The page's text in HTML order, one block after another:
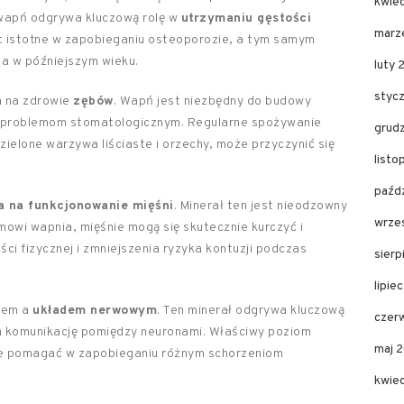
odgrywa kluczową rolę w utrzymaniu gęstości
istotne w zapobieganiu osteoporozie, a tym samym
w późniejszym wieku.
na zdrowie zębów. Wapń jest niezbędny do budowy
stomatologicznym. Regularne spożywanie
warzywa liściaste i orzechy, może przyczynić się
na funkcjonowanie mięśni. Minerał ten jest nieodzowny
wapnia, mięśnie mogą się skutecznie kurczyć i
fizycznej i zmniejszenia ryzyka kontuzji podczas
a układem nerwowym. Ten minerał odgrywa kluczową
pomiędzy neuronami. Właściwy poziom
w zapobieganiu różnym schorzeniom
luty
maj